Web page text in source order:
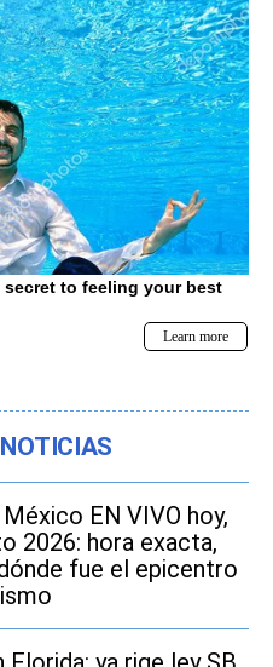
EN VIVO hoy,
2026: hora exacta,
fue el epicentro